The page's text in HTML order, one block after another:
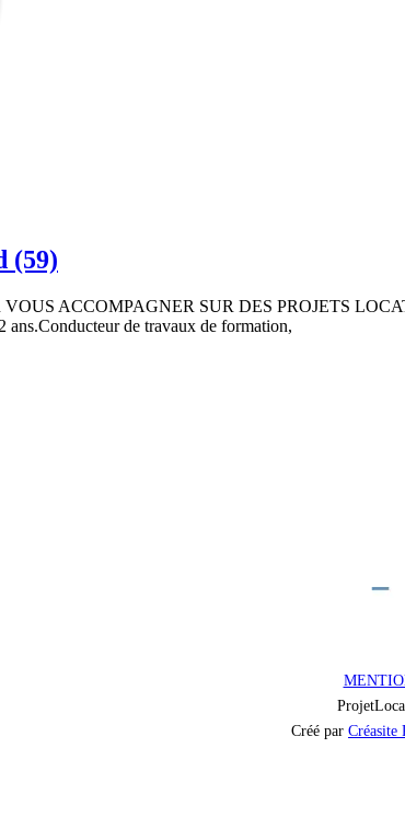
(59)
ACCOMPAGNER SUR DES PROJETS
ans.Conducteur de travaux de formation,
Créé par Créasite